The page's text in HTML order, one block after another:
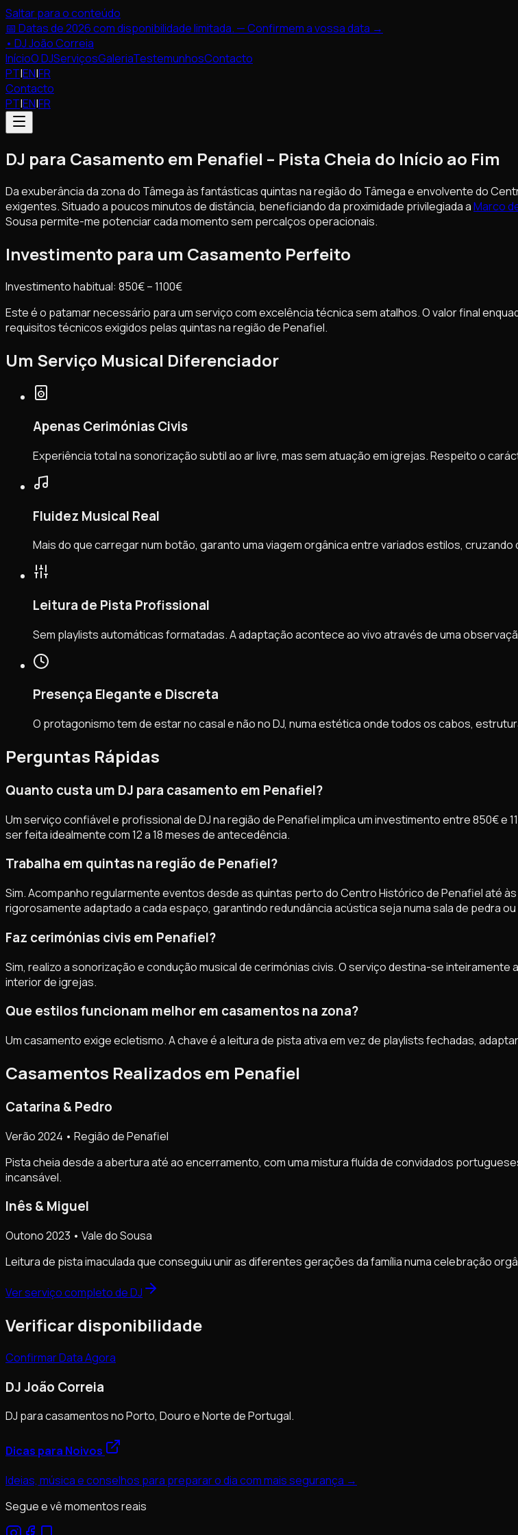
Saltar para o conteúdo
📅 Datas de 2026 com disponibilidade limitada. — Confirmem a vossa data →
• DJ João Correia
InícioO DJServiçosGaleriaTestemunhosContacto
PT|EN|FR
Contacto
PT|EN|FR
DJ para Casamento em Penafiel – Pista Cheia do Início ao Fim
Da exuberância da zona do Tâmega às fantásticas quintas na região do Tâmega e envolvente do
exigentes. Situado a poucos minutos de distância, beneficiando da proximidade privilegiada aMarco
Sousa permite-me potenciar cada momento sem percalços operacionais.
Investimento para um Casamento Perfeito
Investimento habitual: 850€ – 1100€
Este é o patamar necessário para um serviço com excelência técnica sem atalhos. O valor final
requisitos técnicos exigidos pelas quintas na região de Penafiel.
Um Serviço Musical Diferenciador
Apenas Cerimónias Civis
Experiência total na sonorização subtil ao ar livre, mas sem atuação em igrejas. Respeito o
Fluidez Musical Real
Mais do que carregar num botão, garanto uma viagem orgânica entre variados estilos,
Leitura de Pista Profissional
Sem playlists automáticas formatadas. A adaptação acontece ao vivo através de uma
Presença Elegante e Discreta
O protagonismo tem de estar no casal e não no DJ, numa estética onde todos os cabos,
Perguntas Rápidas
Quanto custa um DJ para casamento em Penafiel?
Um serviço confiável e profissional de DJ na região de Penafiel implica um investimento entre 850€
ser feita idealmente com 12 a 18 meses de antecedência.
Trabalha em quintas na região de Penafiel?
Sim. Acompanho regularmente eventos desde as quintas perto do Centro Histórico de Penafiel até
rigorosamente adaptado a cada espaço, garantindo redundância acústica seja numa sala de pedra
Faz cerimónias civis em Penafiel?
Sim, realizo a sonorização e condução musical de cerimónias civis. O serviço destina-se
interior de igrejas.
Que estilos funcionam melhor em casamentos na zona?
Um casamento exige ecletismo. A chave é a leitura de pista ativa em vez de playlists fechadas,
Casamentos Realizados em Penafiel
Catarina & Pedro
Verão 2024 • Região de Penafiel
Pista cheia desde a abertura até ao encerramento, com uma mistura fluída de convidados
incansável.
Inês & Miguel
Outono 2023 • Vale do Sousa
Leitura de pista imaculada que conseguiu unir as diferentes gerações da família numa celebração
Ver serviço completo de DJ
Verificar disponibilidade
Confirmar Data Agora
DJ João Correia
DJ para casamentos no Porto, Douro e Norte de Portugal.
Dicas para Noivos
Ideias, música e conselhos para preparar o dia com mais segurança →
Segue e vê momentos reais